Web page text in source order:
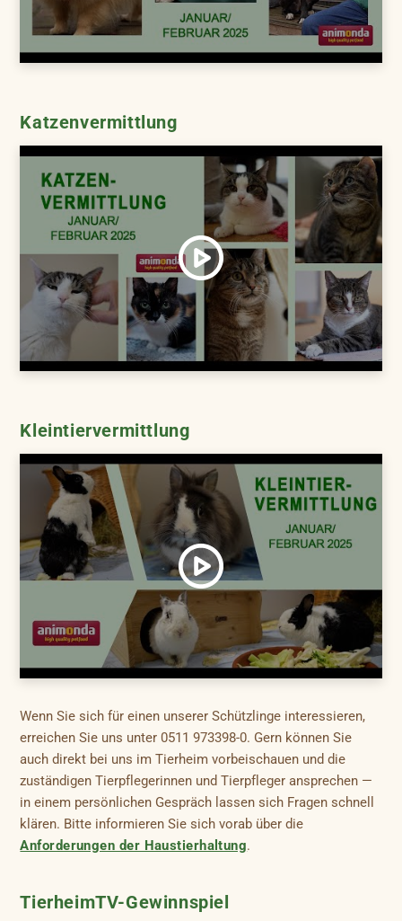
Katzenvermittlung
Kleintiervermittlung
Wenn Sie sich für einen unserer Schützlinge interessieren,
erreichen Sie uns unter 0511 973398-0. Gern können Sie
auch direkt bei uns im Tierheim vorbeischauen und die
zuständigen Tierpflegerinnen und Tierpfleger ansprechen —
in einem persönlichen Gespräch lassen sich Fragen schnell
klären. Bitte informieren Sie sich vorab über die
Anforderungen der Haustierhaltung.
TierheimTV-Gewinnspiel